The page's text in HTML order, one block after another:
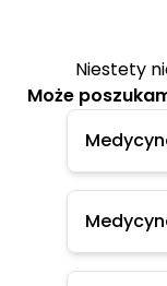
Niestety
Może